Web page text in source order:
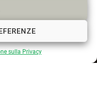
sulla Privacy